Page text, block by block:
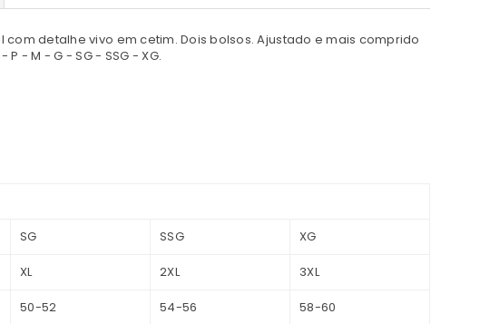
detalhe vivo em cetim. Dois bolsos. Ajustado e mais comprido
- M - G - SG - SSG - XG.
SG SSG XG
XL 2XL 3XL
50-52 54-56 58-60